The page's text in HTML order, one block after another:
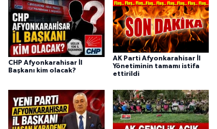
CHP Afyonkarahisar İl
Başkanı kim olacak?
AK Parti Afyonkarahisar İl
Yönetiminin tamamı istifa
ettirildi